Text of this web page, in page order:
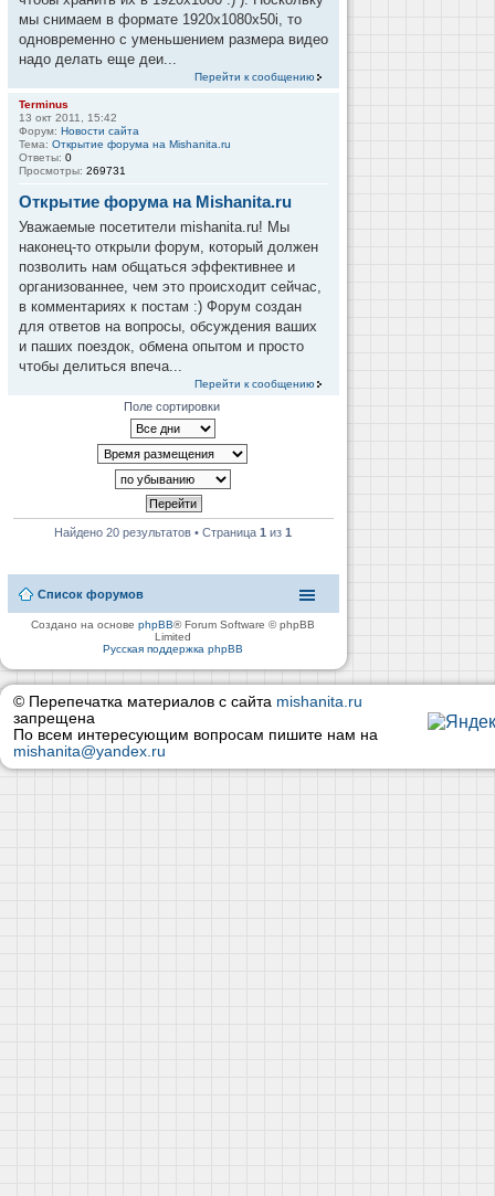
мы снимаем в формате 1920x1080x50i, то
одновременно с уменьшением размера видео
надо делать еще деи...
Перейти к сообщению
Terminus
13 окт 2011, 15:42
Форум: Новости сайта
Тема: Открытие форума на Mishanita.ru
Ответы: 0
Просмотры: 269731
Открытие форума на Mishanita.ru
Уважаемые посетители mishanita.ru! Мы
наконец-то открыли форум, который должен
позволить нам общаться эффективнее и
организованнее, чем это происходит сейчас,
в комментариях к постам :) Форум создан
для ответов на вопросы, обсуждения ваших
и паших поездок, обмена опытом и просто
чтобы делиться впеча...
Перейти к сообщению
Поле сортировки
Найдено 20 результатов • Страница1 из1
Список форумов
Создано на основеphpBB® Forum Software © phpBB
Limited
Русская поддержка phpBB
© Перепечатка материалов с сайта mishanita.ru
запрещена
По всем интересующим вопросам пишите нам на
mishanita@yandex.ru